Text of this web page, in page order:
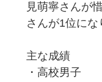
見萌寧さんが
さんが1位にな
主な成績
・高校男子